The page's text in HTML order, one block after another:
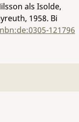
als Isolde,
1958. Bi
121796